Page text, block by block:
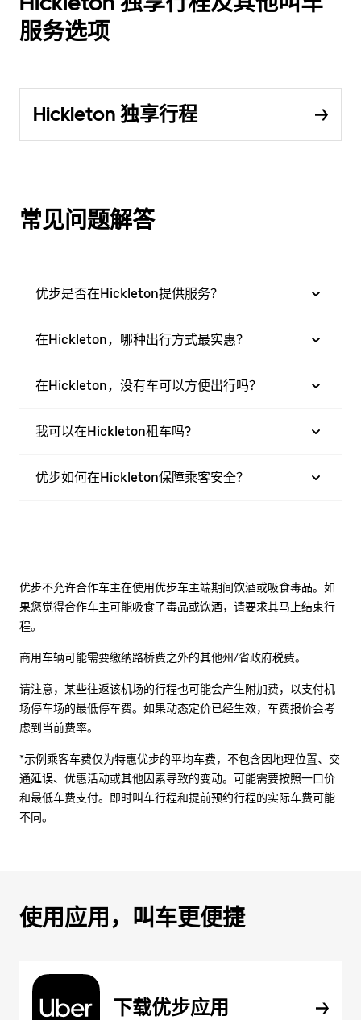
服务选项
Hickleton 独享行程
常见问题解答
优步是否在Hickleton提供服务？
在Hickleton，哪种出行方式最实惠？
在Hickleton，没有车可以方便出行吗？
我可以在Hickleton租车吗?
优步如何在Hickleton保障乘客安全？
优步不允许合作车主在使用优步车主端期间饮酒或吸食毒品。如
果您觉得合作车主可能吸食了毒品或饮酒，请要求其马上结束行
程。
商用车辆可能需要缴纳路桥费之外的其他州/省政府税费。
请注意，某些往返该机场的行程也可能会产生附加费，以支付机
场停车场的最低停车费。如果动态定价已经生效，车费报价会考
虑到当前费率。
*示例乘客车费仅为特惠优步的平均车费，不包含因地理位置、交
通延误、优惠活动或其他因素导致的变动。可能需要按照一口价
和最低车费支付。即时叫车行程和提前预约行程的实际车费可能
不同。
使用应用，叫车更便捷
下载优步应用